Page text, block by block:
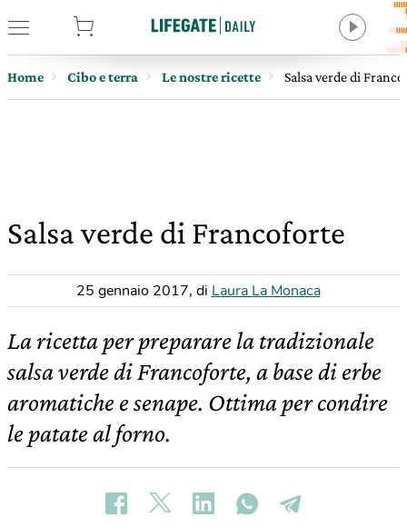
Home Cibo e terra Le nostre ricette Salsa verde di
Salsa verde di Francoforte
25 gennaio 2017, di Laura La Monaca
La ricetta per preparare la tradizionale
salsa verde di Francoforte, a base di erbe
aromatiche e senape. Ottima per condire
le patate al forno.